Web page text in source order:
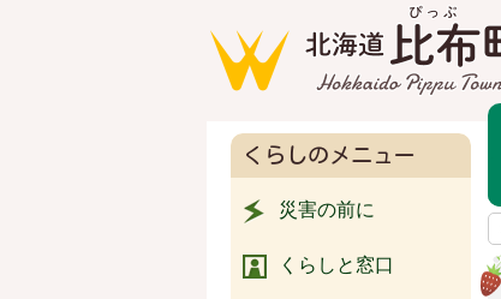
くらしのメニュー
災害の前に
くらしと窓口